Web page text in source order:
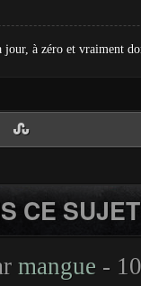
à zéro et vraiment
CE SUJET
mangue -